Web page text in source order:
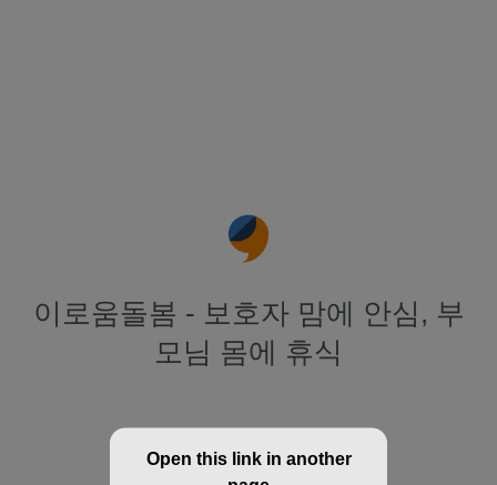
이로움돌봄 - 보호자 맘에 안심, 부
모님 몸에 휴식